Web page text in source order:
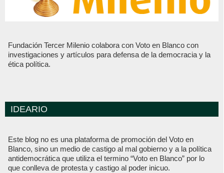
Fundación Tercer Milenio colabora con Voto en Blanco con
investigaciones y artículos para defensa de la democracia y la
ética política.
IDEARIO
Este blog no es una plataforma de promoción del Voto en
Blanco, sino un medio de castigo al mal gobierno y a la política
antidemocrática que utiliza el termino “Voto en Blanco” por lo
que conlleva de protesta y castigo al poder inicuo.